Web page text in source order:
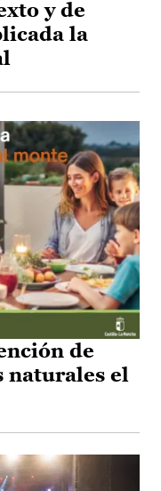
y de
la
de
naturales el